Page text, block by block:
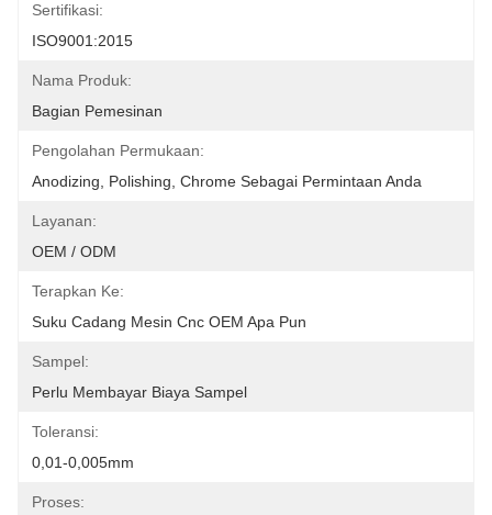
Sertifikasi:
ISO9001:2015
Nama Produk:
Bagian Pemesinan
Pengolahan Permukaan:
Anodizing, Polishing, Chrome Sebagai Permintaan Anda
Layanan:
OEM / ODM
Terapkan Ke:
Suku Cadang Mesin Cnc OEM Apa Pun
Sampel:
Perlu Membayar Biaya Sampel
Toleransi:
0,01-0,005mm
Proses: